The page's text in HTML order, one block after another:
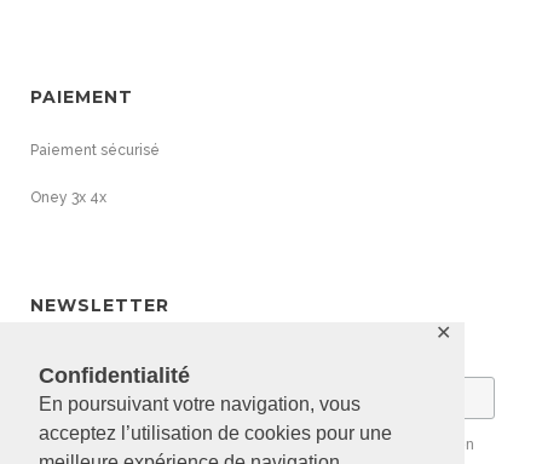
Confidentialité
En poursuivant votre navigation, vous
acceptez l’utilisation de cookies pour une
✕
PAIEMENT
Paiement sécurisé
Oney 3x 4x
NEWSLETTER
Vous pouvez vous désabonner à tout moment en cliquant sur le lien